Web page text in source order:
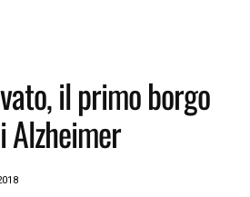
il primo borgo